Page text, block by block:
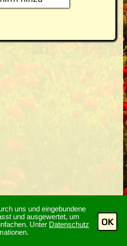
uns und eingebundene
und ausgewertet, um
Unter Datenschutz
OK